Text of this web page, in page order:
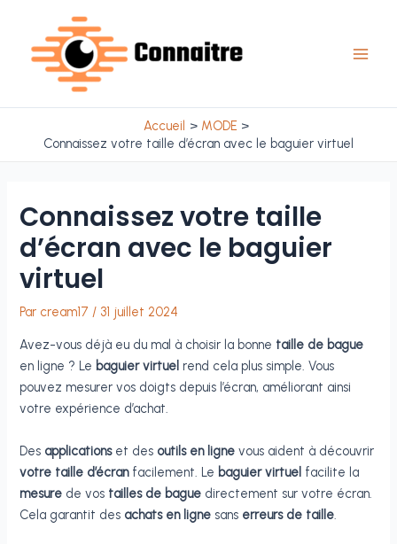
contenu
Accueil
MODE
Connaissez votre taille d’écran avec le baguier virtuel
Connaissez votre taille
d’écran avec le baguier
virtuel
Par cream17 / 31 juillet 2024
Avez-vous déjà eu du mal à choisir la bonne taille de bague
en ligne ? Le baguier virtuel rend cela plus simple. Vous
pouvez mesurer vos doigts depuis l’écran, améliorant ainsi
votre expérience d’achat.
Des applicationset des outils en ligne vous aident à découvrir
votre taille d’écranfacilement. Le baguier virtuel facilite la
mesure de vos tailles de bague directement sur votre écran.
Cela garantit des achats en ligne sans erreurs de taille.